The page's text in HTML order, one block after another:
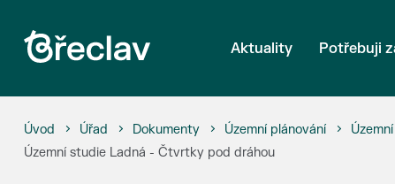
Aktuality Potřebuji
Úvod Úřad Dokumenty Územní plánování
Územní studie Ladná - Čtvrtky pod dráhou